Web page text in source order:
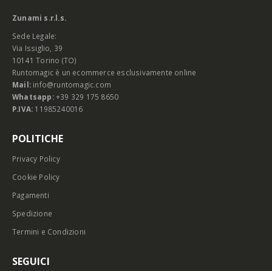
Zunami s.r.l.s.
Sede Legale:
Via Issiglio, 39
10141 Torino (TO)
Runtomagic è un ecommerce esclusivamente online
Mail: info@runtomagic.com
Whatsapp: +39 329 175 8650
P.IVA: 11985240016
POLITICHE
Privacy Policy
Cookie Policy
Pagamenti
Spedizione
Termini e Condizioni
SEGUICI